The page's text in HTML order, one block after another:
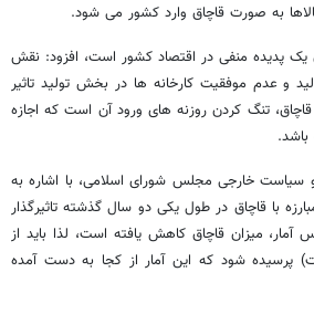
یک پدیده منفی در اقتصاد کشور است، افزود: نقش
و عدم موفقیت کارخانه ها در بخش تولید تاثیر
قاچاق، تنگ کردن روزنه های ورود آن است که اجازه
باشد.
خارجی مجلس شورای اسلامی، با اشاره به
با قاچاق در طول یکی دو سال گذشته تاثیرگذار
آمار، میزان قاچاق کاهش یافته است، لذا باید از
پرسیده شود که این آمار از کجا به دست آمده